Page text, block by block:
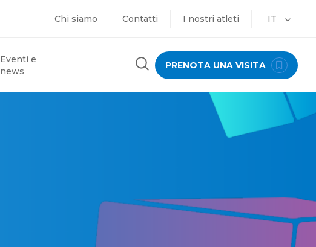
Chi siamo Contatti I nostri atleti IT
Eventi e
news
PRENOTA UNA VISITA